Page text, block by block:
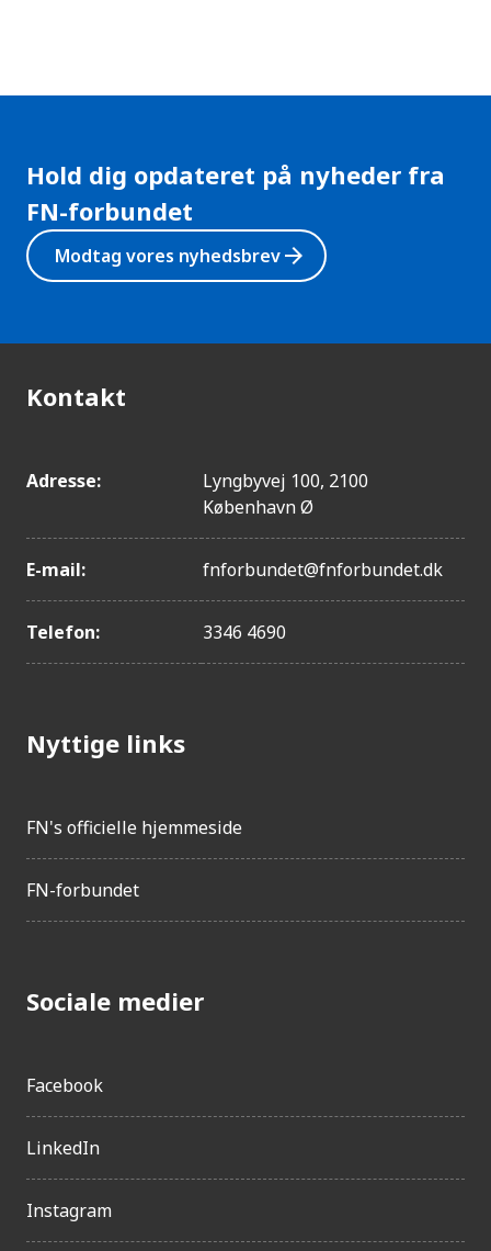
Hold dig opdateret på nyheder fra
FN-forbundet
Modtag vores nyhedsbrevarrow_forward
Kontakt
Adresse:
Lyngbyvej 100, 2100
København Ø
E-mail: fnforbundet@fnforbundet.dk
Telefon: 3346 4690
Nyttige links
FN's officielle hjemmeside
FN-forbundet
Sociale medier
Facebook
LinkedIn
Instagram